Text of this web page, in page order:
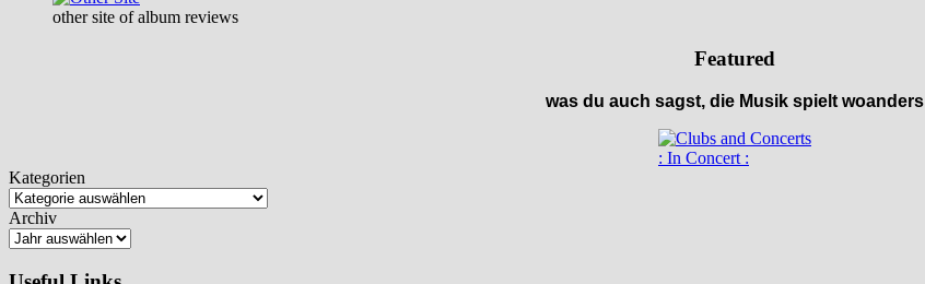
other site of album reviews
Featured
was du auch sagst, die Musik spielt woanders
: In Concert :
Kategorien
Archiv